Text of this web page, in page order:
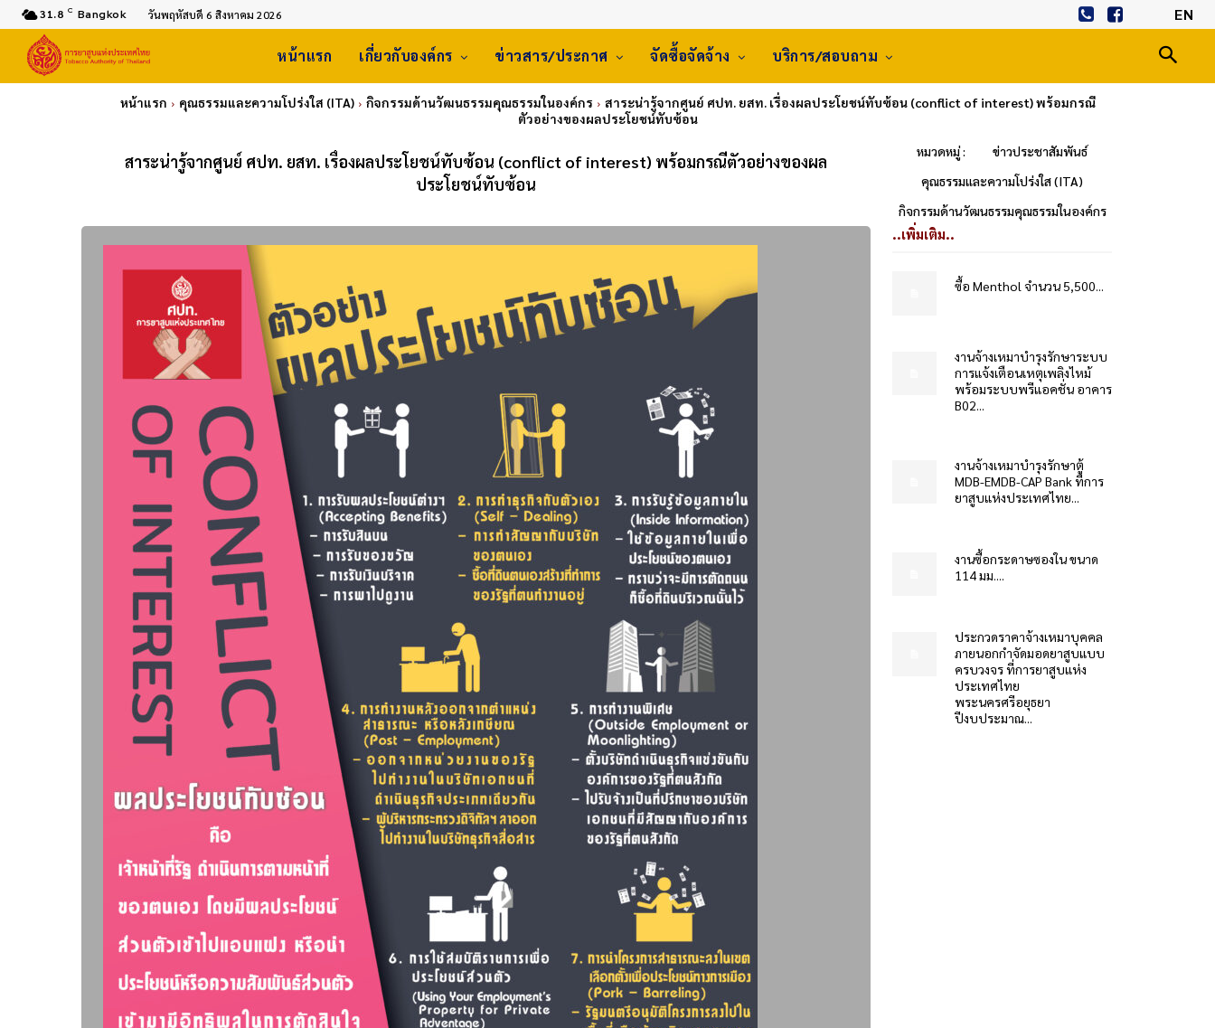
31.8 C Bangkok วันพฤหัสบดี 6 สิงหาคม 2026 EN
หน้าแรก เกี่ยวกับองค์กร ข่าวสาร/ประกาศ จัดซื้อจัดจ้าง บริการ/สอบถาม
หน้าแรก คุณธรรมและความโปร่งใส (ITA) กิจกรรมด้านวัฒนธรรมคุณธรรมในองค์กร
สาระน่ารู้จากศูนย์ ศปท. ยสท. เรื่องผลประโยชน์ทับซ้อน (conflict of interest) พร้อมกรณี
ตัวอย่างของผลประโยชน์ทับซ้อน
สาระน่ารู้จากศูนย์ ศปท. ยสท. เรื่องผลประโยชน์ทับซ้อน (conflict of interest) พร้อมกรณีตัวอย่างของผล
ประโยชน์ทับซ้อน
หมวดหมู่ :
ข่าวประชาสัมพันธ์
คุณธรรมและความโปร่งใส (ITA)
กิจกรรมด้านวัฒนธรรมคุณธรรมในองค์กร
..เพิ่มเติม..
ซื้อ Menthol จำนวน 5,500...
งานจ้างเหมาบำรุงรักษาระบบ
การแจ้งเตือนเหตุเพลิงไหม้
พร้อมระบบพรีแอคชั่น อาคาร
B02...
งานจ้างเหมาบำรุงรักษาตู้
MDB-EMDB-CAP Bank ที่การ
ยาสูบแห่งประเทศไทย...
งานซื้อกระดาษซองใน ขนาด
114 มม....
ประกวดราคาจ้างเหมาบุคคล
ภายนอกกำจัดมอดยาสูบแบบ
ครบวงจร ที่การยาสูบแห่ง
ประเทศไทย
พระนครศรีอยุธยา
ปีงบประมาณ...